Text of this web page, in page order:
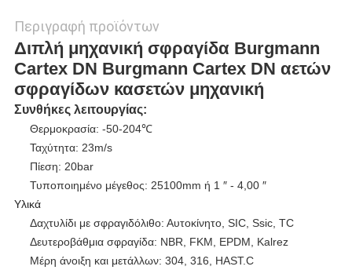
Περιγραφή προϊόντων
Διπλή μηχανική σφραγίδα Burgmann
Cartex DN Burgmann Cartex DN αετών
σφραγίδων κασετών μηχανική
Συνθήκες λειτουργίας:
Θερμοκρασία: -50-204℃
Ταχύτητα: 23m/s
Πίεση: 20bar
Τυποποιημένο μέγεθος: 25100mm ή 1 ″ - 4,00 ″
Υλικά
Δαχτυλίδι με σφραγιδόλιθο: Αυτοκίνητο, SIC, Ssic, TC
Δευτεροβάθμια σφραγίδα: NBR, FKM, EPDM, Kalrez
Μέρη άνοιξη και μετάλλων: 304, 316, HAST.C